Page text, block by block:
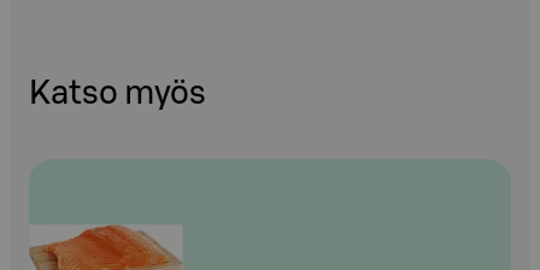
Katso myös